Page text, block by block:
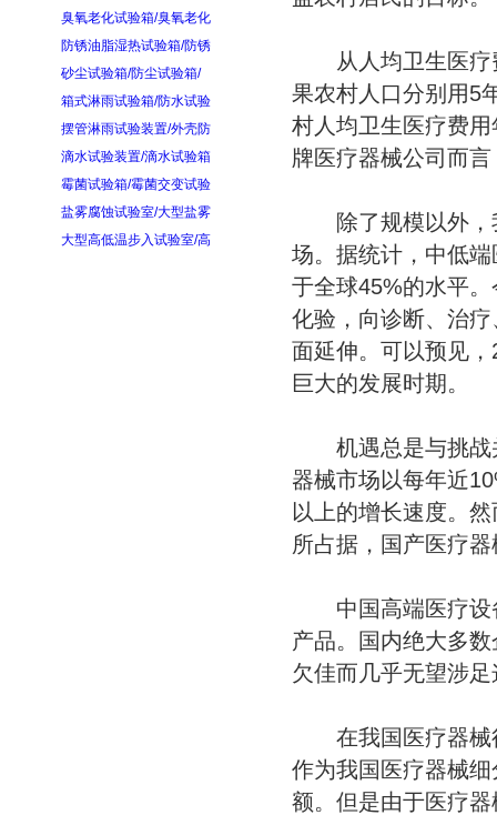
臭氧老化试验箱/臭氧老化
防锈油脂湿热试验箱/防锈
砂尘试验箱/防尘试验箱/
箱式淋雨试验箱/防水试验
摆管淋雨试验装置/外壳防
滴水试验装置/滴水试验箱
霉菌试验箱/霉菌交变试验
盐雾腐蚀试验室/大型盐雾
大型高低温步入试验室/高
从人均卫生医疗
果农村人口分别用5
村人均卫生医疗费
牌医疗器械公司而
除了规模以外，
场。据统计，中低
于全球45%的水平
化验，向诊断、治
面延伸。可以预见
巨大的发展时期。
机遇总是与挑战
器械市场以每年近
以上的增长速度。
所占据，国产医疗
中国高端医疗设
产品。国内绝大多
欠佳而几乎无望涉
在我国医疗器械
作为我国医疗器械
额。但是由于医疗